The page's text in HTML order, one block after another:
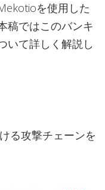
を使用した
稿ではこのバンキ
いて詳しく解説し
る攻撃チェーンを